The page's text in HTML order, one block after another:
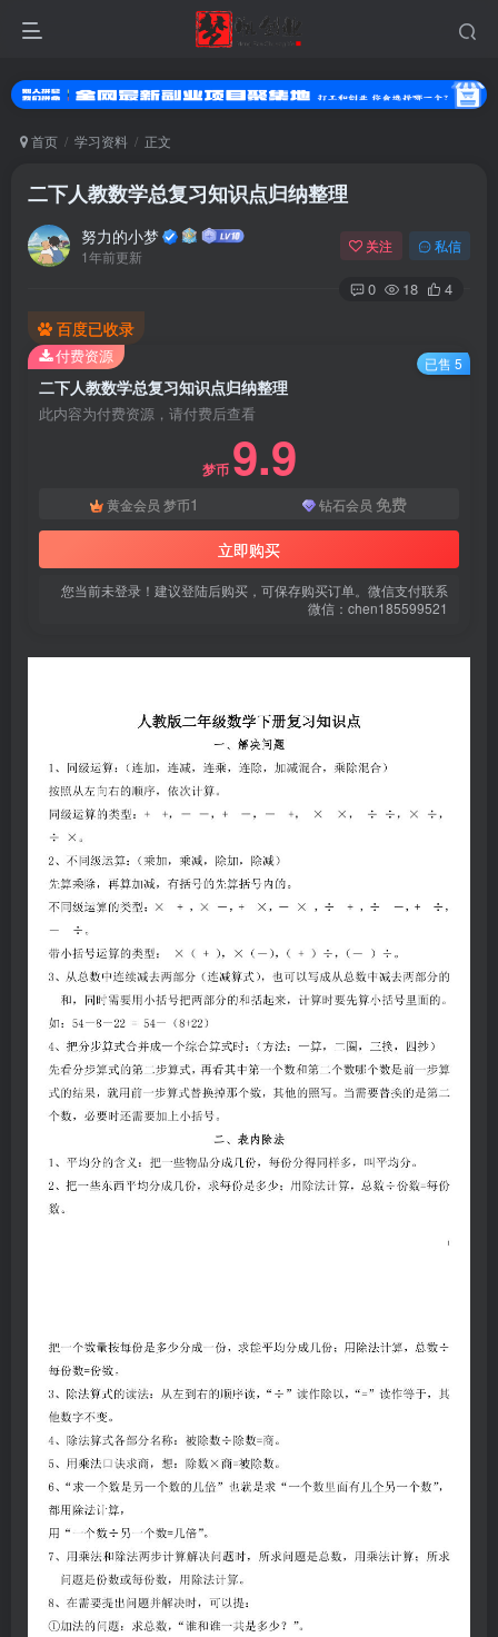
首页 学习资料 正文
二下人教数学总复习知识点归纳整理
努力的小梦
1年前更新
关注 私信
0 18 4
百度已收录
二下人教数学总复习知识点归纳整理
此内容为付费资源，请付费后查看
梦币 9.9
黄金会员 梦币1 钻石会员 免费
立即购买
您当前未登录！建议登陆后购买，可保存购买订单。微信支付联系
微信：chen185599521
付费资源 已售 5
登录
没有账号？立即注册
登录密码
找回密码
社交账号登录
使用社交账号登录即表示同意用户协议